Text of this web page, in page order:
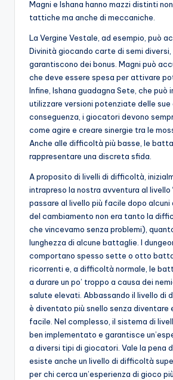
Magni e Ishana hanno mazzi distinti
tattiche ma anche di meccaniche.
La Vergine Vestale, ad esempio, può
Divinità giocando carte di semi diversi,
garantiscono dei bonus. Magni può
che deve essere spesa per attivare
Infine, Ishana guadagna Sete, che può
utilizzare versioni potenziate delle sue
conseguenza, i giocatori devono
come agire e creare sinergie tra le
Anche alle difficoltà più basse, le
rappresentare una discreta sfida.
A proposito di livelli di difficoltà,
intrapreso la nostra avventura al livello
passare al livello più facile dopo alcuni
del cambiamento non era tanto la
che vincevamo senza problemi),
lunghezza di alcune battaglie. I
comportano spesso sette o otto
ricorrenti e, a difficoltà normale, le
a durare un po’ troppo a causa dei
salute elevati. Abbassando il livello di
è diventato più snello senza diventare
facile. Nel complesso, il sistema di
ben implementato e garantisce
a diversi tipi di giocatori. Vale la pena
esiste anche un livello di difficoltà
per chi cerca un’esperienza di gioco